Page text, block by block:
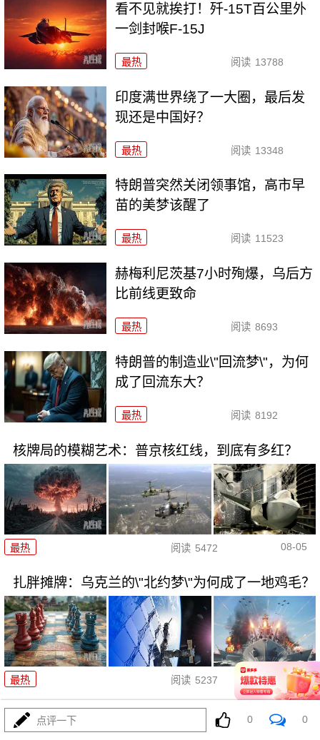
看不见就挨打！歼-15T百公里外
一剑封喉F-15J
最热 阅读 13788
印度满世界绕了一大圈，最后发
现还是中国好？
最热 阅读 13348
特朗普突然关闭领事馆，高市早
苗的美梦该醒了
最热 阅读 11523
赫梅利尼茨基7小时殉爆，乌后方
比前线更致命
最热 阅读 8693
特朗普的制造业\"回流梦\"，为何
成了回流东大？
最热 阅读 8192
核牌局的模糊艺术：普京核红线，到底有多红？
最热 阅读 5472 08-05
扎胖摊牌：乌克兰的\"北约梦\"为何成了一地鸡毛？
最热 阅读 5237 08-05
黄岩岛上空惊雷起！东大\"八一
\"警巡完全不一样
点评一下 0 0